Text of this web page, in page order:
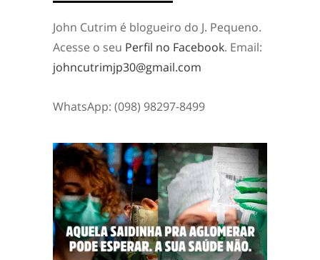
John Cutrim é blogueiro do J. Pequeno.
Acesse o seu Perfil no Facebook. Email:
johncutrimjp30@gmail.com
WhatsApp: (098) 98297-8499